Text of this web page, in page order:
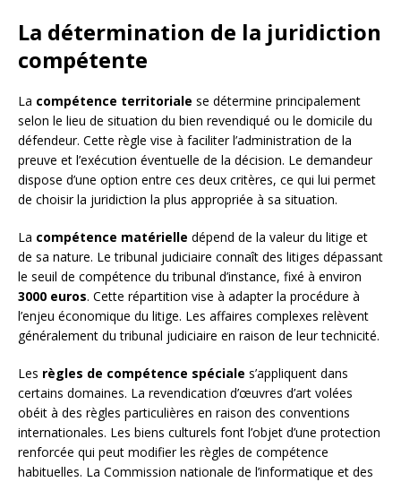
La détermination de la juridiction
compétente
La compétence territoriale se détermine principalement
selon le lieu de situation du bien revendiqué ou le domicile du
défendeur. Cette règle vise à faciliter l’administration de la
preuve et l’exécution éventuelle de la décision. Le demandeur
dispose d’une option entre ces deux critères, ce qui lui permet
de choisir la juridiction la plus appropriée à sa situation.
La compétence matérielle dépend de la valeur du litige et
de sa nature. Le tribunal judiciaire connaît des litiges dépassant
le seuil de compétence du tribunal d’instance, fixé à environ
3000 euros. Cette répartition vise à adapter la procédure à
l’enjeu économique du litige. Les affaires complexes relèvent
généralement du tribunal judiciaire en raison de leur technicité.
Les règles de compétence spéciale s’appliquent dans
certains domaines. La revendication d’œuvres d’art volées
obéit à des règles particulières en raison des conventions
internationales. Les biens culturels font l’objet d’une protection
renforcée qui peut modifier les règles de compétence
habituelles. La Commission nationale de l’informatique et des